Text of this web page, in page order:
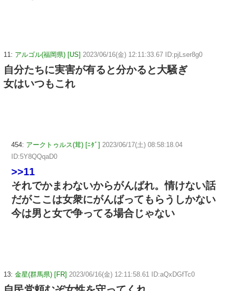
11: アルゴル(福岡県) [US] 2023/06/16(金) 12:11:33.67 ID:pjLser8g0
自分たちに実害が有ると分かると大騒ぎ
女はいつもこれ
454: アークトゥルス(茸) [ﾆﾀﾞ] 2023/06/17(土) 08:58:18.04
ID:5Y8QQqaD0
>>11
それでかまわないからがんばれ。情けない話
だがここは女衆にがんばってもらうしかない
今は男と女で争ってる場合じゃない
13: 金星(群馬県) [FR] 2023/06/16(金) 12:11:58.61 ID:aQxDGfTc0